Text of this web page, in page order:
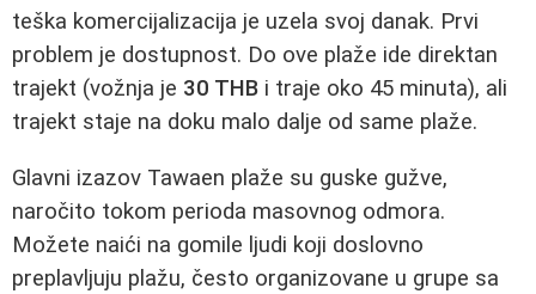
teška komercijalizacija je uzela svoj danak. Prvi
problem je dostupnost. Do ove plaže ide direktan
trajekt (vožnja je 30 THB i traje oko 45 minuta), ali
trajekt staje na doku malo dalje od same plaže.
Glavni izazov Tawaen plaže su guske gužve,
naročito tokom perioda masovnog odmora.
Možete naići na gomile ljudi koji doslovno
preplavljuju plažu, često organizovane u grupe sa